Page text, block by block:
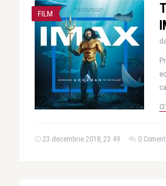
FILM
23 decembrie 2018, 23:49 0